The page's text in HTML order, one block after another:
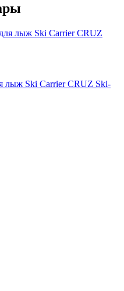
лыж Ski Carrier CRUZ Ski-